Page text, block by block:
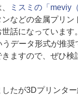
ミスミの「meviy
などの金属プリン
話になっています
うデータ形式が推
ますので、ぜひ検
したが3Dプリンタ